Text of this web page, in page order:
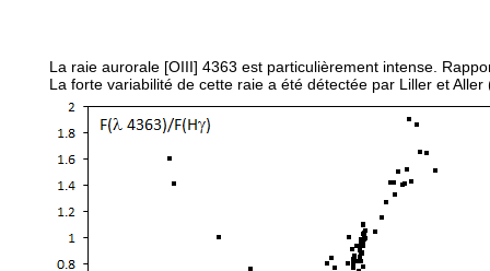
La raie aurorale [OIII] 4363 est particulièrement intense.
La forte variabilité de cette raie a été détectée par Liller et